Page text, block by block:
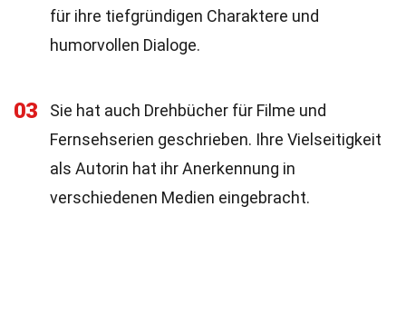
für ihre tiefgründigen Charaktere und
humorvollen Dialoge.
03
Sie hat auch Drehbücher für Filme und
Fernsehserien geschrieben. Ihre Vielseitigkeit
als Autorin hat ihr Anerkennung in
verschiedenen Medien eingebracht.